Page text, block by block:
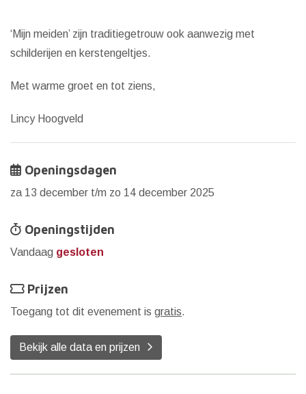
‘Mijn meiden’ zijn traditiegetrouw ook aanwezig met
schilderijen en kerstengeltjes.
Met warme groet en tot ziens,
Lincy Hoogveld
Openingsdagen
za 13 december t/m zo 14 december 2025
Openingstijden
Vandaag gesloten
Prijzen
Toegang tot dit evenement is gratis.
Bekijk alle data en prijzen